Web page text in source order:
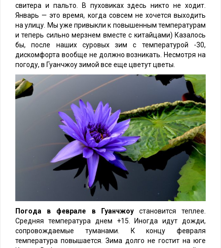
свитера и пальто. В пуховиках здесь никто не ходит.
Январь — это время, когда совсем не хочется выходить
на улицу. Мы уже привыкли к повышенным температурам
и теперь сильно мерзнем вместе с китайцами) Казалось
бы, после наших суровых зим с температурой -30,
дискомфорта вообще не должно возникать. Несмотря на
погоду, в Гуанчжоу зимой все еще цветут цветы.
Погода в феврале в Гуанчжоу становится теплее.
Средняя температура днем +15. Иногда идут дожди,
сопровождаемые туманами. К концу февраля
температура повышается. Зима долго не гостит на юге